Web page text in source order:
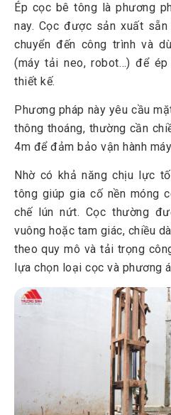
2.2 Cọc bê tông đúc sẵn
2.3 Cọc bê tông đúc sẵn
Các phương pháp ép cọc bê
Bảng giá ép cọc bê tông tại
6 Một số yếu tố ảnh hưởng đến
Lưu ý kỹ thuật & an toàn khi
8
Giải đáp một số câu hỏi
8.1 Khi nào nên dùng ép
8.2 Cách tính nhanh khối
bê tông
8.3
Trường Sinh có hỗ trợ ép
Ép cọc bê tông là phương
nay. Cọc được sản xuất
chuyển đến công trình và
(máy tải neo, robot…) để
thiết kế.
Phương pháp này yêu cầu
thông thoáng, thường cần
4m để đảm bảo vận hành
Nhờ có khả năng chịu lực
tông giúp gia cố nền móng
chế lún nứt. Cọc thường
vuông hoặc tam giác, chiều
theo quy mô và tải trọng
lựa chọn loại cọc và phương